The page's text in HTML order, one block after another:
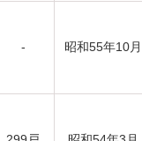
- 昭和55年10月